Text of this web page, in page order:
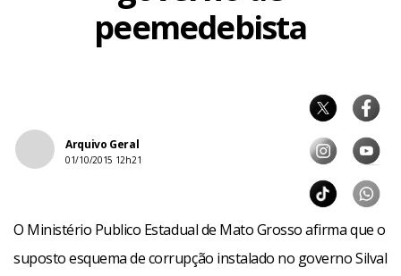
peemedebista
Arquivo Geral
01/10/2015 12h21
O Ministério Publico Estadual de Mato Grosso afirma que o
suposto esquema de corrupção instalado no governo Silval